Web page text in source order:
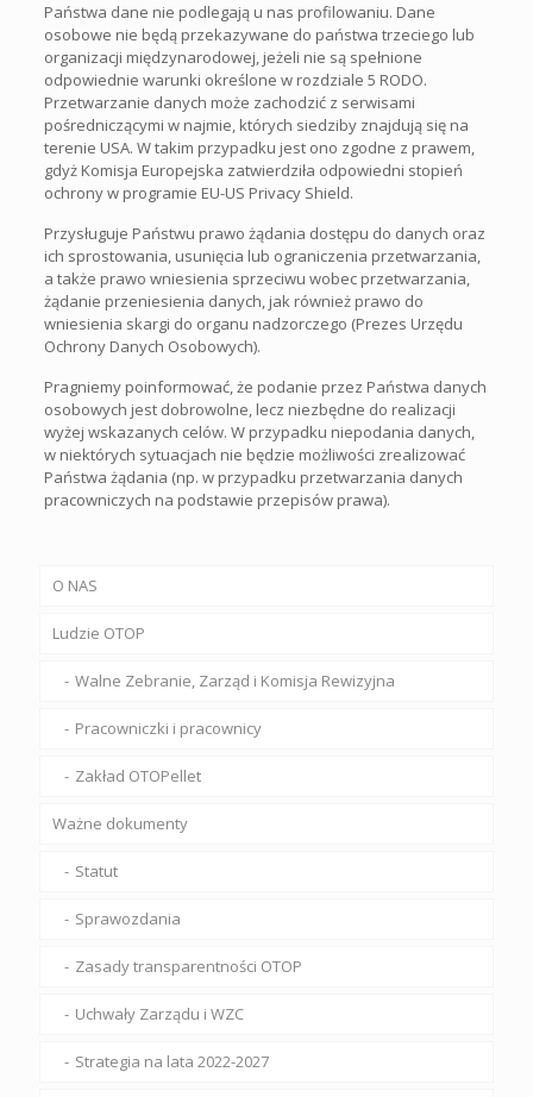
Państwa dane nie podlegają u nas profilowaniu. Dane
osobowe nie będą przekazywane do państwa trzeciego lub
organizacji międzynarodowej, jeżeli nie są spełnione
odpowiednie warunki określone w rozdziale 5 RODO.
Przetwarzanie danych może zachodzić z serwisami
pośredniczącymi w najmie, których siedziby znajdują się na
terenie USA. W takim przypadku jest ono zgodne z prawem,
gdyż Komisja Europejska zatwierdziła odpowiedni stopień
ochrony w programie EU-US Privacy Shield.
Przysługuje Państwu prawo żądania dostępu do danych oraz
ich sprostowania, usunięcia lub ograniczenia przetwarzania,
a także prawo wniesienia sprzeciwu wobec przetwarzania,
żądanie przeniesienia danych, jak również prawo do
wniesienia skargi do organu nadzorczego (Prezes Urzędu
Ochrony Danych Osobowych).
Pragniemy poinformować, że podanie przez Państwa danych
osobowych jest dobrowolne, lecz niezbędne do realizacji
wyżej wskazanych celów. W przypadku niepodania danych,
w niektórych sytuacjach nie będzie możliwości zrealizować
Państwa żądania (np. w przypadku przetwarzania danych
pracowniczych na podstawie przepisów prawa).
O NAS
Ludzie OTOP
Walne Zebranie, Zarząd i Komisja Rewizyjna
Pracowniczki i pracownicy
Zakład OTOPellet
Ważne dokumenty
Statut
Sprawozdania
Zasady transparentności OTOP
Uchwały Zarządu i WZC
Strategia na lata 2022-2027